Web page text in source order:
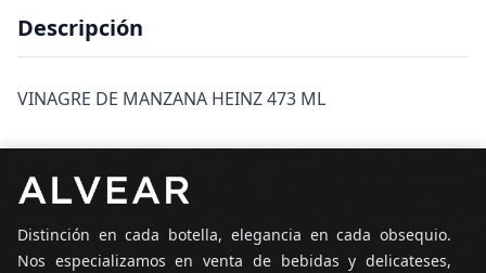
Descripción
VINAGRE DE MANZANA HEINZ 473 ML
Distinción en cada botella, elegancia en cada obsequio.
Nos especializamos en venta de bebidas y delicateses,